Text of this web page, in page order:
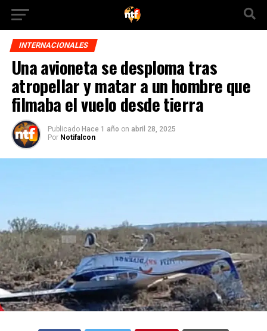
INTERNACIONALES
Una avioneta se desploma tras
atropellar y matar a un hombre que
filmaba el vuelo desde tierra
Publicado Hace 1 año on abril 28, 2025
Por Notifalcon